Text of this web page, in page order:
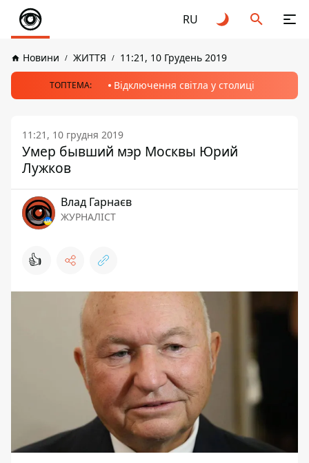
RU
Новини ЖИТТЯ 11:21, 10 Грудень 2019
ТОПТЕМА: Відключення світла у столиці
11:21, 10 грудня 2019
Умер бывший мэр Москвы Юрий
Лужков
Влад Гарнаєв
ЖУРНАЛІСТ
👍